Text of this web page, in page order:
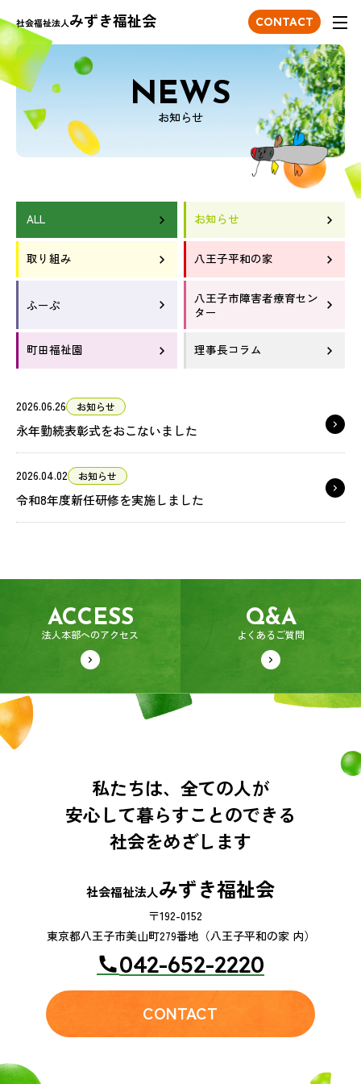
社会福祉法人みずき福祉会 CONTACT
NEWS
お知らせ
2026.06.26 お知らせ
永年勤続表彰式をおこないました
2026.04.02 お知らせ
令和8年度新任研修を実施しました
ALL お知らせ
取り組み 八王子平和の家
ふーぷ
八王子市障害者療育セン
ター
町田福祉園 理事長コラム
ACCESS
法人本部へのアクセス
Q&A
よくあるご質問
私たちは、全ての人が
安心して暮らすことのできる
社会をめざします
社会福祉法人みずき福祉会
〒192-0152
東京都八王子市美山町279番地（八王子平和の家 内）
042-652-2220
CONTACT